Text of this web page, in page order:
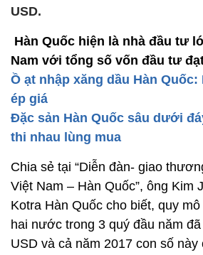
USD.
Hàn Quốc hiện là nhà đầu tư
Nam với tổng số vốn đầu tư
Ồ ạt nhập xăng dầu Hàn
ép giá
Đặc sản Hàn Quốc sâu dưới
thi nhau lùng mua
Chia sẻ tại “Diễn đàn- giao
Việt Nam – Hàn Quốc”, ông Kim
Kotra Hàn Quốc cho biết, quy
hai nước trong 3 quý đầu năm
USD và cả năm 2017 con số